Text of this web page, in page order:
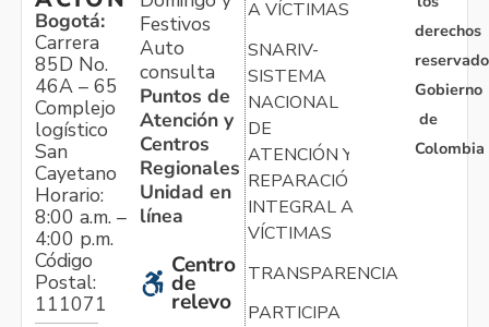
Bogotá:
Carrera
85D No.
46A – 65
Complejo
logístico
San
Cayetano
Horario:
8:00 a.m. –
4:00 p.m.
Código
Postal:
111071
Festivos
Auto
consulta
Puntos de
Atención y
Centros
Regionales
Unidad en
línea
Centro
de
relevo
A VÍCTIMAS
SNARIV-
SISTEMA
NACIONAL
DE
ATENCIÓN Y
REPARACIÓN
INTEGRAL A
VÍCTIMAS
TRANSPARENCIA
PARTICIPA
derechos
Gobierno
de
Colombia